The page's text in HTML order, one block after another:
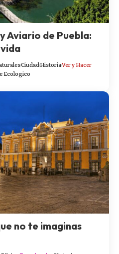
Aviario de Puebla:
CiudadHistoriaVer y Hacer
Ecologico
no te imaginas